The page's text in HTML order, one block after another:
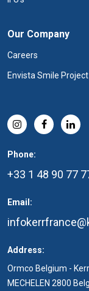
Our Company
Careers
Envista Smile Project
Phone:
+33 1 48 90 77
Email:
Address:
Ormco Belgium -
MECHELEN 2800